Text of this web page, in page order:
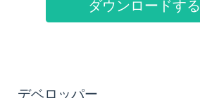
ダウンロードする
デベロッパー